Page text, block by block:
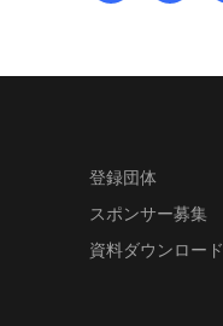
登録団体
スポンサー募集
資料ダウンロード